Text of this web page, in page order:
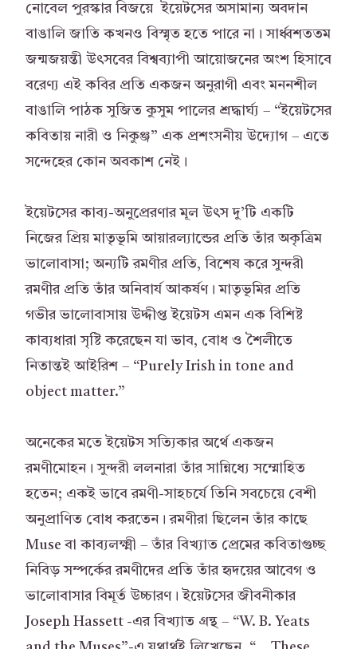
নোবেল পুরস্কার বিজয়ে ইয়েটসের অসামান্য অবদান
বাঙালি জাতি কখনও বিস্মৃত হতে পারে না। সার্ধ্বশততম
জন্মজয়ন্তী উৎসবের বিশ্বব্যাপী আয়োজনের অংশ হিসাবে
বরেণ্য এই কবির প্রতি একজন অনুরাগী এবং মননশীল
বাঙালি পাঠক সুজিত কুসুম পালের শ্রদ্ধার্ঘ্য – “ইয়েটসের
কবিতায় নারী ও নিকুঞ্জ” এক প্রশংসনীয় উদ্যোগ – এতে
সন্দেহের কোন অবকাশ নেই।
ইয়েটসের কাব্য-অনুপ্রেরণার মূল উৎস দু’টি একটি
নিজের প্রিয় মাতৃভূমি আয়ারল্যান্ডের প্রতি তাঁর অকৃত্রিম
ভালোবাসা; অন্যটি রমণীর প্রতি, বিশেষ করে সুন্দরী
রমণীর প্রতি তাঁর অনিবার্য আকর্ষণ। মাতৃভূমির প্রতি
গভীর ভালোবাসায় উদ্দীপ্ত ইয়েটস এমন এক বিশিষ্ট
কাব্যধারা সৃষ্টি করেছেন যা ভাব, বোধ ও শৈলীতে
নিতান্তই আইরিশ – “Purely Irish in tone and
object matter.”
অনেকের মতে ইয়েটস সত্যিকার অর্থে একজন
রমণীমোহন। সুন্দরী ললনারা তাঁর সান্নিধ্যে সম্মোহিত
হতেন; একই ভাবে রমণী-সাহচর্যে তিনি সবচেয়ে বেশী
অনুপ্রাণিত বোধ করতেন। রমণীরা ছিলেন তাঁর কাছে
Muse বা কাব্যলক্ষ্মী – তাঁর বিখ্যাত প্রেমের কবিতাগুচ্ছ
নিবিড় সম্পর্কের রমণীদের প্রতি তাঁর হৃদয়ের আবেগ ও
ভালোবাসার বিমূর্ত উচ্চারণ। ইয়েটসের জীবনীকার
Joseph Hassett -এর বিখ্যাত গ্রন্থ – “W. B. Yeats